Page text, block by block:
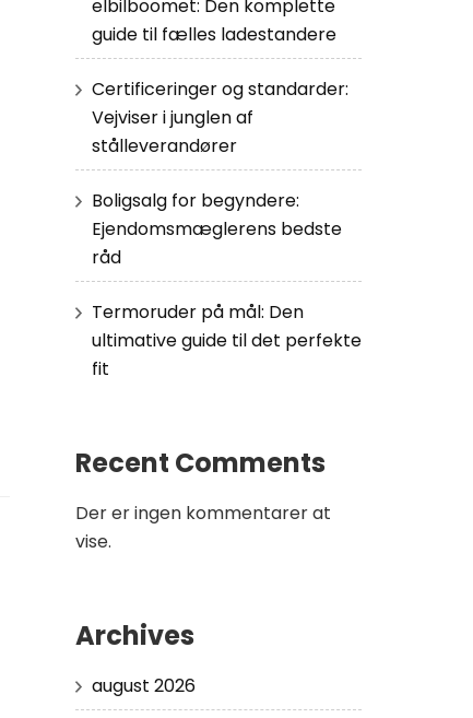
elbilboomet: Den komplette
guide til fælles ladestandere
Certificeringer og standarder:
Vejviser i junglen af
stålleverandører
Boligsalg for begyndere:
Ejendomsmæglerens bedste
råd
Termoruder på mål: Den
ultimative guide til det perfekte
fit
Recent Comments
Der er ingen kommentarer at
vise.
Archives
august 2026